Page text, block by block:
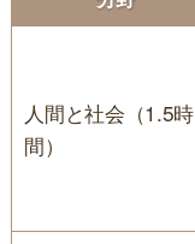
人間と社会（1.5時
間）